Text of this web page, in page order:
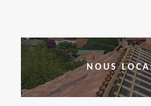
NOUS